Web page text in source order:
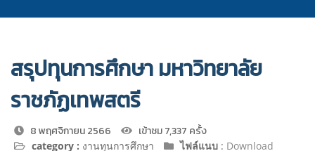
สรุปทุนการศึกษา มหาวิทยาลัย
ราชภัฏเทพสตรี
8 พฤศจิกายน 2566 เข้าชม 7,337 ครั้ง
category : งานทุนการศึกษา ไฟล์แนบ : Download